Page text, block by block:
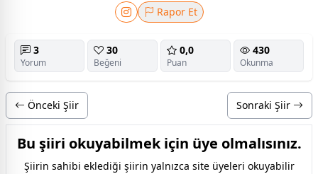
Rapor Et
3
Yorum
30
Beğeni
0,0
Puan
430
Okunma
Önceki Şiir Sonraki Şiir
Bu şiiri okuyabilmek için üye olmalısınız.
Şiirin sahibi eklediği şiirin yalnızca site üyeleri okuyabilir